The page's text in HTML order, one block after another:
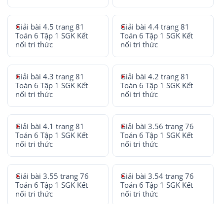
Giải bài 4.5 trang 81
Toán 6 Tập 1 SGK Kết
nối tri thức
Giải bài 4.4 trang 81
Toán 6 Tập 1 SGK Kết
nối tri thức
Giải bài 4.3 trang 81
Toán 6 Tập 1 SGK Kết
nối tri thức
Giải bài 4.2 trang 81
Toán 6 Tập 1 SGK Kết
nối tri thức
Giải bài 4.1 trang 81
Toán 6 Tập 1 SGK Kết
nối tri thức
Giải bài 3.56 trang 76
Toán 6 Tập 1 SGK Kết
nối tri thức
Giải bài 3.55 trang 76
Toán 6 Tập 1 SGK Kết
nối tri thức
Giải bài 3.54 trang 76
Toán 6 Tập 1 SGK Kết
nối tri thức